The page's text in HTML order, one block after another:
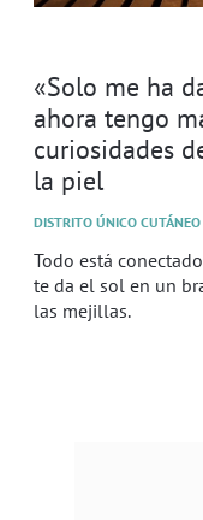
«Solo me ha
ahora tengo
curiosidades
la piel
DISTRITO ÚNICO CUTÁNEO
Todo está
te da el sol en un
las mejillas.